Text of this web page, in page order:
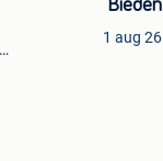
Bieden
1 aug 26